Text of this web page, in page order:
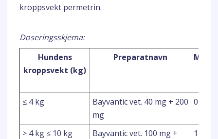
kroppsvekt permetrin.
Doseringsskjema:
Hundens
kroppsvekt (kg)
Preparatnavn
≤ 4 kg
Bayvantic vet. 40 mg + 200
mg
0,4 ml
> 4 kg ≤ 10 kg
Bayvantic vet. 100 mg +
1,0 ml